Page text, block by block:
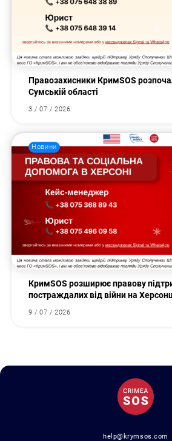
Правозахисники КримSOS
Сумській області
3 / 07 / 2026
Новини
КримSOS розширює правову
постраждалих від війни на
9 / 07 / 2026
help@krymsos.com